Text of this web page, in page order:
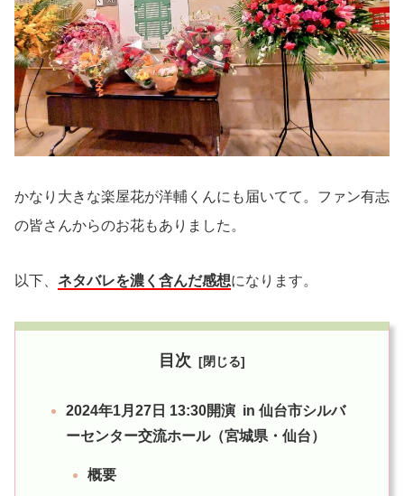
かなり大きな楽屋花が洋輔くんにも届いてて。ファン有志
の皆さんからのお花もありました。
以下、 ネタバレを濃く含んだ感想になります。
目次
2024年1月27日 13:30開演 in 仙台市シルバ
ーセンター交流ホール（宮城県・仙台）
概要